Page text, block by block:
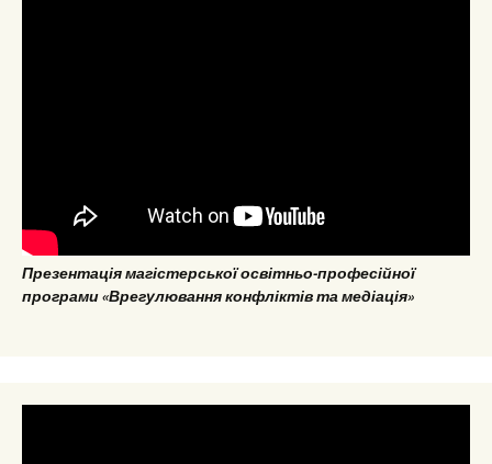
Презентація магістерської освітньо-професійної
програми «Врегулювання конфліктів та медіація»